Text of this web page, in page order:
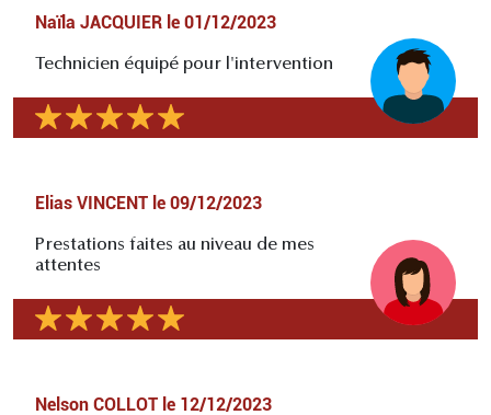
Naïla JACQUIER le 01/12/2023
Technicien équipé pour l'intervention
Elias VINCENT le 09/12/2023
Prestations faites au niveau de mes
attentes
Nelson COLLOT le 12/12/2023